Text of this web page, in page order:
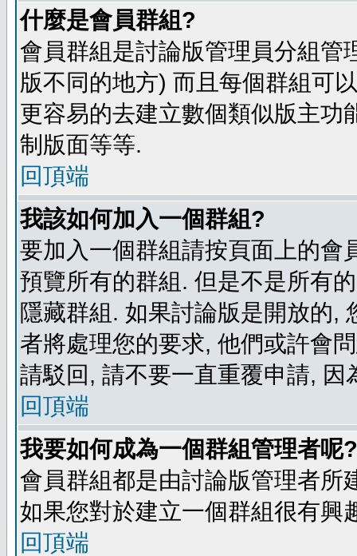
什麼是會員群組?
會員群組是討論版管理員分組管
版不同的地方) 而且每個群組可
更容易的去建立數個類似版主功
制版面等等.
回頂端
我該如何加入一個群組?
要加入一個群組請按頁面上的會
預覽所有的群組. 但是不是所有
隱藏群組. 如果討論版是開放的,
者將處理您的要求, 他們或許會
請駁回, 請不要一直重覆申請, 因
回頂端
我要如何成為一個群組管理者呢?
會員群組都是由討論版管理者所
如果您對於建立一個群組很有興
回頂端